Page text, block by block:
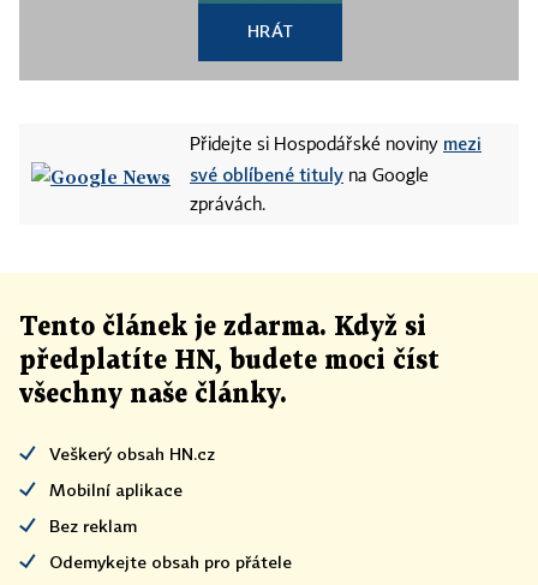
HRÁT
Přidejte si Hospodářské noviny mezi
své oblíbené tituly na Google
zprávách.
Tento článek je zdarma. Když si
předplatíte HN, budete moci číst
všechny naše články.
Veškerý obsah HN.cz
Mobilní aplikace
Bez reklam
Odemykejte obsah pro přátele